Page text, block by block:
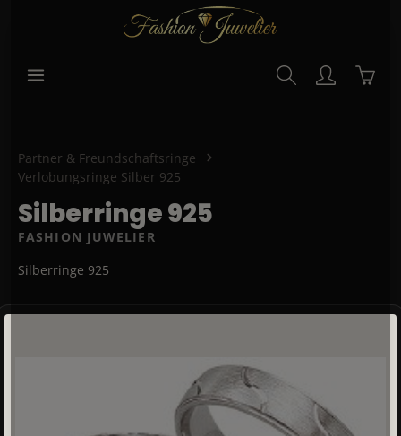
Partner & Freundschaftsringe
Verlobungsringe Silber 925
Silberringe 925
FASHION JUWELIER
Silberringe 925
Bildergalerie überspringen